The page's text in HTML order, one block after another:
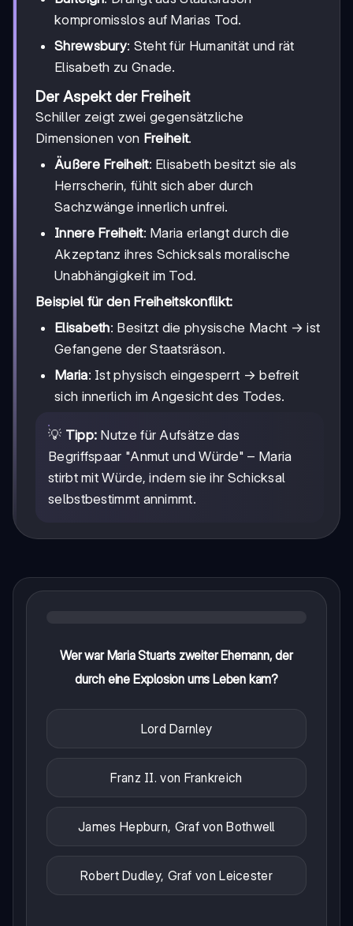
kompromisslos auf Marias Tod.
Shrewsbury: Steht für Humanität und rät
Elisabeth zu Gnade.
Der Aspekt der Freiheit
Schiller zeigt zwei gegensätzliche
Dimensionen von Freiheit.
Äußere Freiheit: Elisabeth besitzt sie als
Herrscherin, fühlt sich aber durch
Sachzwänge innerlich unfrei.
Innere Freiheit: Maria erlangt durch die
Akzeptanz ihres Schicksals moralische
Unabhängigkeit im Tod.
Beispiel für den Freiheitskonflikt:
Elisabeth: Besitzt die physische Macht → ist
Gefangene der Staatsräson.
Maria: Ist physisch eingesperrt \rightarrow
→ befreit
sich innerlich im Angesicht des Todes.
💡 Tipp: Nutze für Aufsätze das
Begriffspaar "Anmut und Würde" – Maria
stirbt mit Würde, indem sie ihr Schicksal
selbstbestimmt annimmt.
Wer war Maria Stuarts zweiter Ehemann, der
durch eine Explosion ums Leben kam?
Lord Darnley
Franz II. von Frankreich
James Hepburn, Graf von Bothwell
Robert Dudley, Graf von Leicester